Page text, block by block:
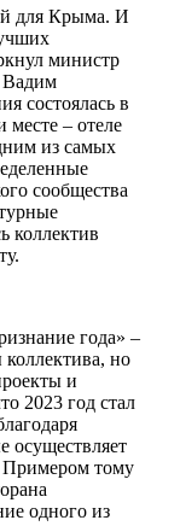
для Крыма. И
министр
Вадим
состоялась в
месте – отеле
из самых
сообщества
коллектив
года» –
коллектива, но
и
2023 год стал
осуществляет
тому
одного из